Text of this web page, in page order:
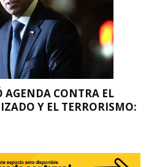
AGENDA CONTRA EL
Y EL TERRORISMO: